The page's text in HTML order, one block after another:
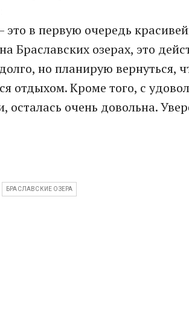
это в первую очередь
Браславских озерах, это
но планирую вернуться,
отдыхом. Кроме того, с
очень довольна.
БРАСЛАВСКИЕ ОЗЕРА